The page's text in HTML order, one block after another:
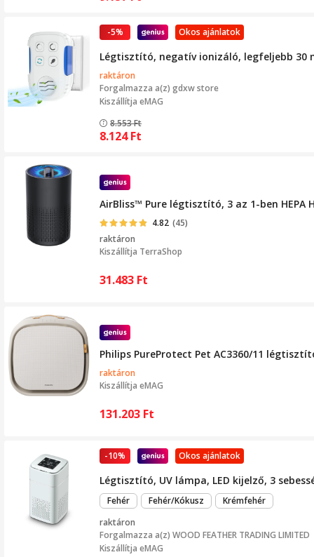
Okos ajánlatok
-5%
Légtisztító, negatív ionizáló, legfeljebb 30
raktáron
Forgalmazza a(z) gdxw store
Kiszállítja eMAG
8.553Ft
8.124Ft
AirBliss™ Pure légtisztító, 3 az 1-ben
4.82 (45)
raktáron
Kiszállítja TerraShop
31.483 Ft
Philips PureProtect Pet AC3360/11
raktáron
Kiszállítja eMAG
131.203 Ft
Okos ajánlatok
-10%
Légtisztító, UV lámpa, LED kijelző, 3
Fehér Fehér/Kókusz
Krémfehér
raktáron
Forgalmazza a(z) WOOD FEATHER TRADING LIMITED
Kiszállítja eMAG